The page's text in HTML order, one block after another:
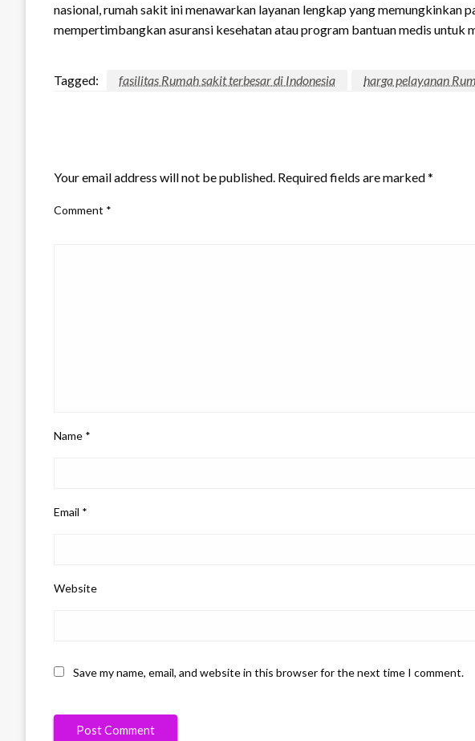
nasional, rumah sakit ini menawarkan layanan lengkap yang
mempertimbangkan asuransi kesehatan atau program bantuan medis untuk
Tagged: fasilitas Rumah sakit terbesar di Indonesia harga pelayanan
Your email address will not be published. Required fields are marked*
Comment *
Name *
Email *
Website
Save my name, email, and website in this browser for the next time I comment.